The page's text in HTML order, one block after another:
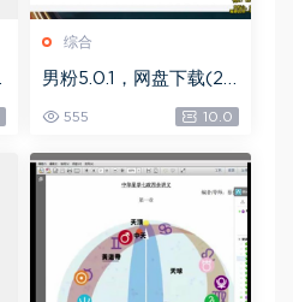
综合
男粉5.0.1，网盘下载(25
555 10.0